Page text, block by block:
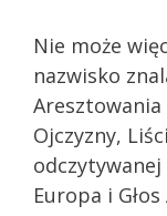
Nie może
nazwisko
Ojczyzny,
odczytywanej
Europa i